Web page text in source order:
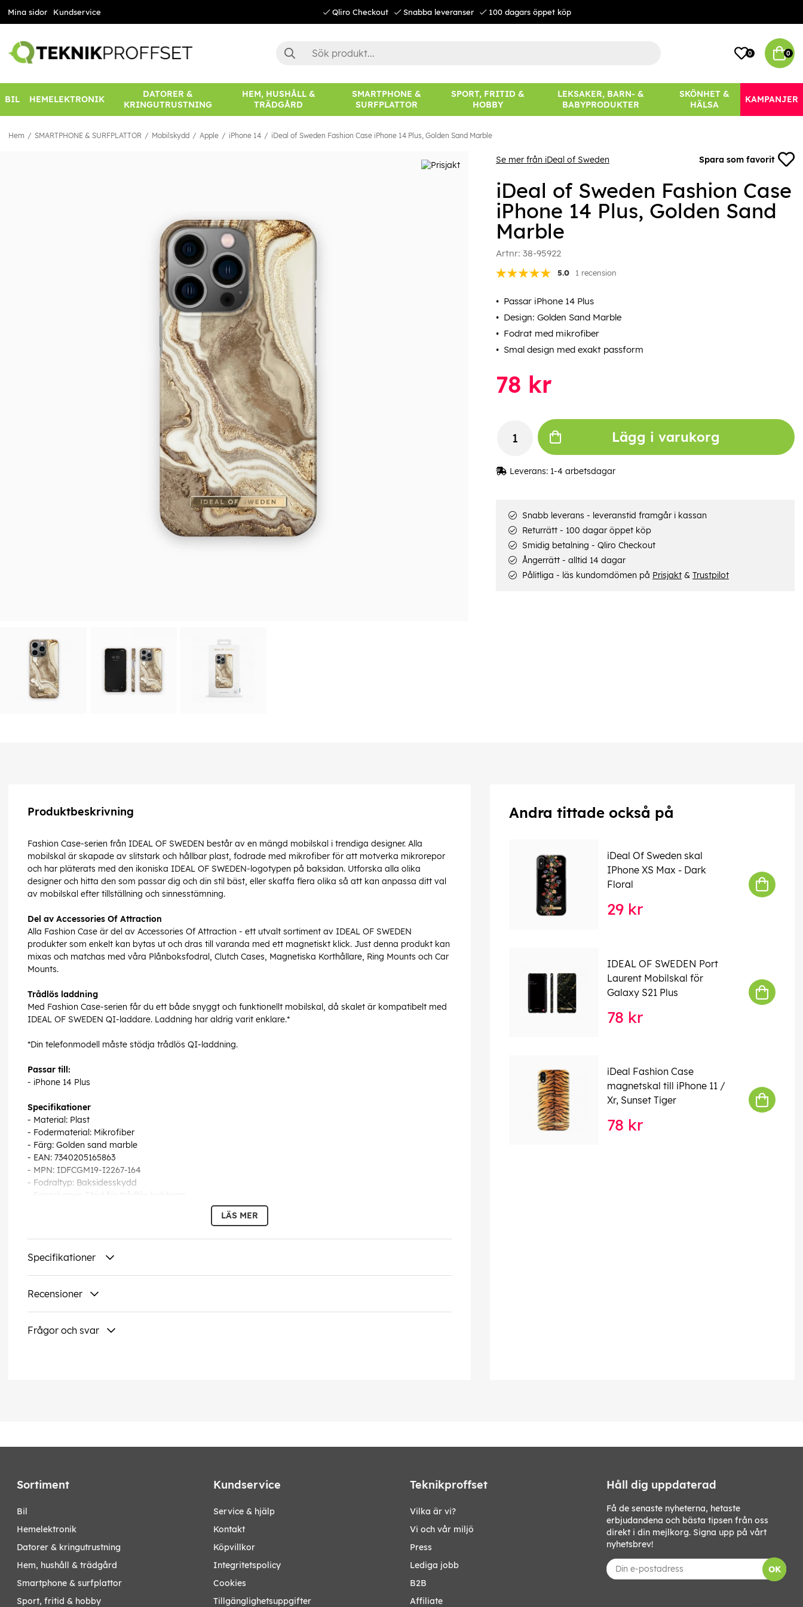
Mina sidor Kundservice Qliro Checkout Snabba leveranser 100 dagars öppet köp
0 0
BIL HEMELEKTRONIK
DATORER &
KRINGUTRUSTNING
HEM, HUSHÅLL &
TRÄDGÅRD
SMARTPHONE &
SURFPLATTOR
SPORT, FRITID &
HOBBY
LEKSAKER, BARN- &
BABYPRODUKTER
SKÖNHET &
HÄLSA
KAMPANJER
Hem SMARTPHONE & SURFPLATTOR Mobilskydd Apple iPhone 14 iDeal of Sweden Fashion Case iPhone 14 Plus, Golden Sand Marble
Se mer från iDeal of Sweden Spara som favorit
iDeal of Sweden Fashion Case
iPhone 14 Plus, Golden Sand
Marble
Artnr: 38-95922
5.0 1 recension
Passar iPhone 14 Plus
Design: Golden Sand Marble
Fodrat med mikrofiber
Smal design med exakt passform
78 kr
Lägg i varukorg
Leverans: 1-4 arbetsdagar
Snabb leverans - leveranstid framgår i kassan
Returrätt - 100 dagar öppet köp
Smidig betalning - Qliro Checkout
Ångerrätt - alltid 14 dagar
Pålitliga - läs kundomdömen på Prisjakt& Trustpilot
Produktbeskrivning
Fashion Case-serien från IDEAL OF SWEDEN består av en mängd mobilskal i trendiga designer. Alla
mobilskal är skapade av slitstark och hållbar plast, fodrade med mikrofiber för att motverka mikrorepor
och har pläterats med den ikoniska IDEAL OF SWEDEN-logotypen på baksidan. Utforska alla olika
designer och hitta den som passar dig och din stil bäst, eller skaffa flera olika så att kan anpassa ditt val
av mobilskal efter tillställning och sinnesstämning.
Del av Accessories Of Attraction
Alla Fashion Case är del av Accessories Of Attraction - ett utvalt sortiment av IDEAL OF SWEDEN
produkter som enkelt kan bytas ut och dras till varanda med ett magnetiskt klick. Just denna produkt kan
mixas och matchas med våra Plånboksfodral, Clutch Cases, Magnetiska Korthållare, Ring Mounts och Car
Mounts.
Trådlös laddning
Med Fashion Case-serien får du ett både snyggt och funktionellt mobilskal, då skalet är kompatibelt med
IDEAL OF SWEDEN QI-laddare. Laddning har aldrig varit enklare.*
*Din telefonmodell måste stödja trådlös QI-laddning.
Passar till:
- iPhone 14 Plus
Specifikationer
- Material: Plast
- Fodermaterial: Mikrofiber
- Färg: Golden sand marble
- EAN: 7340205165863
- MPN: IDFCGM19-I2267-164
- Fodraltyp: Baksidesskydd
- Egenskaper: Stöd för trådlös laddning
Kompatibilitetsinformation
7340205165863
EAN:
LÄS MER
Specifikationer
Recensioner
Frågor och svar
Andra tittade också på
iDeal Of Sweden skal
IPhone XS Max - Dark
Floral
29 kr
IDEAL OF SWEDEN Port
Laurent Mobilskal för
Galaxy S21 Plus
78 kr
iDeal Fashion Case
magnetskal till iPhone 11 /
Xr, Sunset Tiger
78 kr
Sortiment
bil
hemelektronik
datorer & kringutrustning
hem, hushåll & trädgård
smartphone & surfplattor
sport, fritid & hobby
Kundservice
Service & hjälp
Kontakt
Köpvillkor
Integritetspolicy
Cookies
Tillgänglighetsuppgifter
Teknikproffset
Vilka är vi?
Vi och vår miljö
Press
Lediga jobb
B2B
Affiliate
Håll dig uppdaterad
Få de senaste nyheterna, hetaste
erbjudandena och bästa tipsen från oss
direkt i din mejlkorg. Signa upp på vårt
nyhetsbrev!
OK